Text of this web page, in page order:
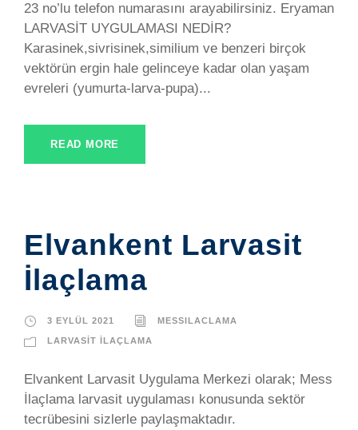
23 no’lu telefon numarasını arayabilirsiniz. Eryaman
LARVASİT UYGULAMASI NEDİR?
Karasinek,sivrisinek,similium ve benzeri birçok
vektörün ergin hale gelinceye kadar olan yaşam
evreleri (yumurta-larva-pupa)...
READ MORE
Elvankent Larvasit
İlaçlama
3 EYLÜL 2021 MESSILACLAMA
LARVASIT İLAÇLAMA
Elvankent Larvasit Uygulama Merkezi olarak; Mess
İlaçlama larvasit uygulaması konusunda sektör
tecrübesini sizlerle paylaşmaktadır.